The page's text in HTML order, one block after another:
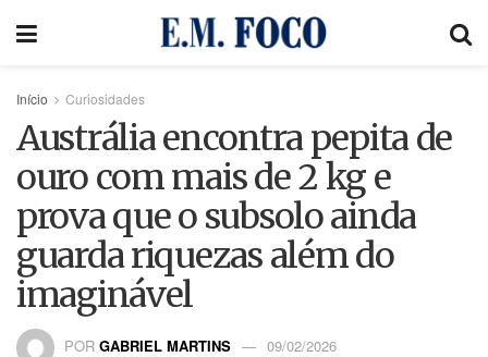
Início Curiosidades
Austrália encontra pepita de
ouro com mais de 2 kg e
prova que o subsolo ainda
guarda riquezas além do
imaginável
POR GABRIEL MARTINS 09/02/2026